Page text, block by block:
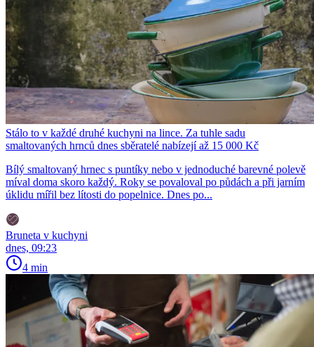
Stálo to v každé druhé kuchyni na lince. Za tuhle sadu
smaltovaných hrnců dnes sběratelé nabízejí až 15 000 Kč
Bílý smaltovaný hrnec s puntíky nebo v jednoduché barevné polevě
míval doma skoro každý. Roky se povaloval po půdách a při jarním
úklidu mířil bez lítosti do popelnice. Dnes po...
Bruneta v kuchyni
dnes, 09:23
4 min